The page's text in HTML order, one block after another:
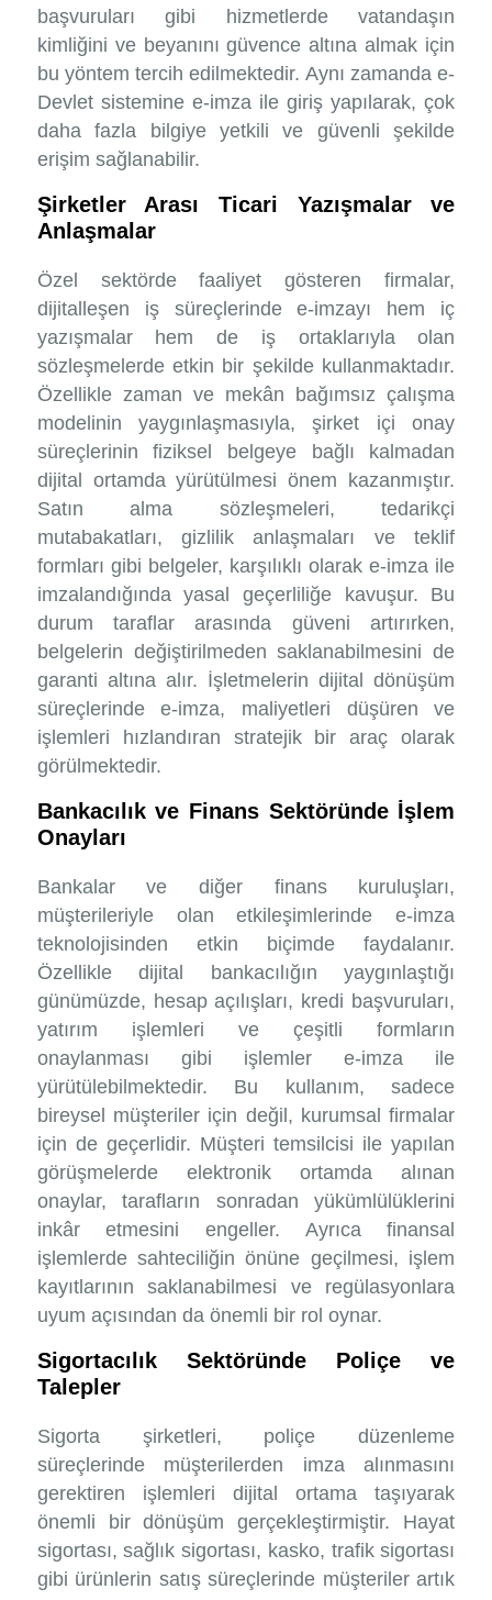
başvuruları gibi hizmetlerde vatandaşın
kimliğini ve beyanını güvence altına almak için
bu yöntem tercih edilmektedir. Aynı zamanda e-
Devlet sistemine e-imza ile giriş yapılarak, çok
daha fazla bilgiye yetkili ve güvenli şekilde
erişim sağlanabilir.
Şirketler Arası Ticari Yazışmalar ve
Anlaşmalar
Özel sektörde faaliyet gösteren firmalar,
dijitalleşen iş süreçlerinde e-imzayı hem iç
yazışmalar hem de iş ortaklarıyla olan
sözleşmelerde etkin bir şekilde kullanmaktadır.
Özellikle zaman ve mekân bağımsız çalışma
modelinin yaygınlaşmasıyla, şirket içi onay
süreçlerinin fiziksel belgeye bağlı kalmadan
dijital ortamda yürütülmesi önem kazanmıştır.
Satın alma sözleşmeleri, tedarikçi
mutabakatları, gizlilik anlaşmaları ve teklif
formları gibi belgeler, karşılıklı olarak e-imza ile
imzalandığında yasal geçerliliğe kavuşur. Bu
durum taraflar arasında güveni artırırken,
belgelerin değiştirilmeden saklanabilmesini de
garanti altına alır. İşletmelerin dijital dönüşüm
süreçlerinde e-imza, maliyetleri düşüren ve
işlemleri hızlandıran stratejik bir araç olarak
görülmektedir.
Bankacılık ve Finans Sektöründe İşlem
Onayları
Bankalar ve diğer finans kuruluşları,
müşterileriyle olan etkileşimlerinde e-imza
teknolojisinden etkin biçimde faydalanır.
Özellikle dijital bankacılığın yaygınlaştığı
günümüzde, hesap açılışları, kredi başvuruları,
yatırım işlemleri ve çeşitli formların
onaylanması gibi işlemler e-imza ile
yürütülebilmektedir. Bu kullanım, sadece
bireysel müşteriler için değil, kurumsal firmalar
için de geçerlidir. Müşteri temsilcisi ile yapılan
görüşmelerde elektronik ortamda alınan
onaylar, tarafların sonradan yükümlülüklerini
inkâr etmesini engeller. Ayrıca finansal
işlemlerde sahteciliğin önüne geçilmesi, işlem
kayıtlarının saklanabilmesi ve regülasyonlara
uyum açısından da önemli bir rol oynar.
Sigortacılık Sektöründe Poliçe ve
Talepler
Sigorta şirketleri, poliçe düzenleme
süreçlerinde müşterilerden imza alınmasını
gerektiren işlemleri dijital ortama taşıyarak
önemli bir dönüşüm gerçekleştirmiştir. Hayat
sigortası, sağlık sigortası, kasko, trafik sigortası
gibi ürünlerin satış süreçlerinde müşteriler artık